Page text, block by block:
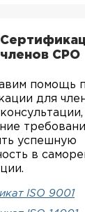
членов СРО
помощь
для
успешную
в
ISO 9001